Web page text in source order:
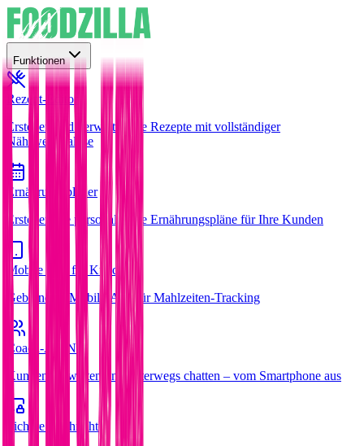
Funktionen
Rezept-Editor
Erstellen und verwalten Sie Rezepte mit vollständiger
Nährwertanalyse
Ernährungsplaner
Erstellen Sie personalisierte Ernährungspläne für Ihre Kunden
Mobile App für Kunden
Gebrandete Mobile-App für Mahlzeiten-Tracking
Coach-App
Neu
Kunden verwalten und unterwegs chatten – vom Smartphone aus
Sichere Nachrichten